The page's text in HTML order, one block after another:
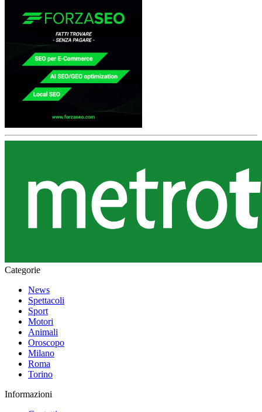
Categorie
News
Spettacoli
Sport
Motori
Animali
Oroscopo
Milano
Roma
Torino
Informazioni